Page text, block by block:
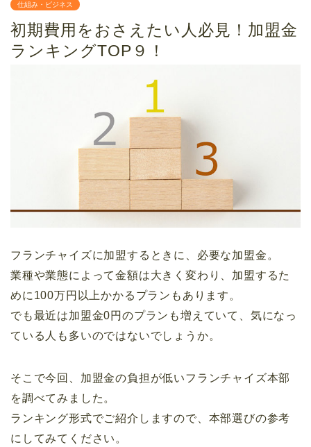
仕組み・ビジネス
初期費用をおさえたい人必見！加盟金
ランキングTOP９！
フランチャイズに加盟するときに、必要な加盟金。
業種や業態によって金額は大きく変わり、加盟するた
めに100万円以上かかるプランもあります。
でも最近は加盟金0円のプランも増えていて、気になっ
ている人も多いのではないでしょうか。
そこで今回、加盟金の負担が低いフランチャイズ本部
を調べてみました。
ランキング形式でご紹介しますので、本部選びの参考
にしてみてください。